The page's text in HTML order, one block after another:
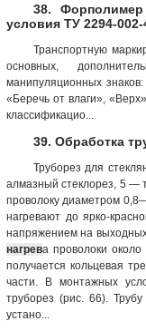
38.
условия ТУ 2294-002-
Транспортную
основных,
манипуляционных
«Беречь от влаги»,
классификацио...
39. Обработка
Труборез для
алмазный стеклорез, 5
проволоку диаметром
нагревают до ярко-
напряжением на
нагрева проволоки
получается кольцевая
части. В монтажных
труборез (рис. 66).
устано...